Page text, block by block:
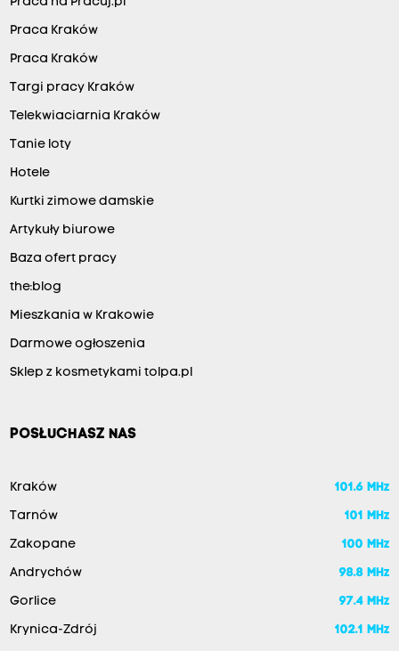
Praca Kraków
Praca Kraków
Targi pracy Kraków
Telekwiaciarnia Kraków
Tanie loty
Hotele
Kurtki zimowe damskie
Artykuły biurowe
Baza ofert pracy
the:blog
Mieszkania w Krakowie
Darmowe ogłoszenia
Sklep z kosmetykami tolpa.pl
POSŁUCHASZ NAS
Kraków 101.6 MHz
Tarnów 101 MHz
Zakopane 100 MHz
Andrychów 98.8 MHz
Gorlice 97.4 MHz
Krynica-Zdrój 102.1 MHz